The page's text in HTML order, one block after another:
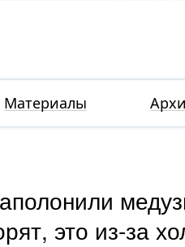
Материалы
это из-за